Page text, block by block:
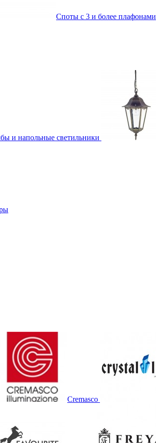
Споты с 3 и более плафонами
и напольные светильники
Cremasco